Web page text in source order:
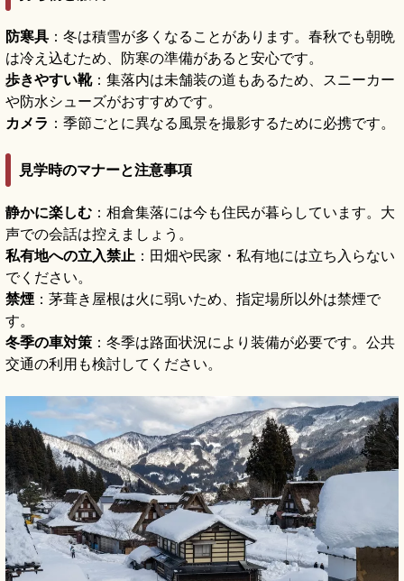
防寒具 ：冬は積雪が多くなることがあります。春秋でも朝晩
は冷え込むため、防寒の準備があると安心です。
歩きやすい靴：集落内は未舗装の道もあるため、スニーカー
や防水シューズがおすすめです。
カメラ ：季節ごとに異なる風景を撮影するために必携です。
見学時のマナーと注意事項
静かに楽しむ ：相倉集落には今も住民が暮らしています。大
声での会話は控えましょう。
私有地への立入禁止 ：田畑や民家・私有地には立ち入らない
でください。
禁煙 ：茅葺き屋根は火に弱いため、指定場所以外は禁煙で
す。
冬季の車対策 ：冬季は路面状況により装備が必要です。公共
交通の利用も検討してください。